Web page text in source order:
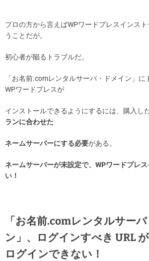
プロの方から言えばWPワードプレスインス
うことだが。
初心者が陥るトラブルだ。
「お名前.comレンタルサーバ・ドメイン」に
WPワードプレスが
インストールできるようにするには、購入し
ランに合わせた
ネームサーバーにする必要がある。
ネームサーバーが未設定で、WPワードプレ
い！
「お名前.comレンタルサー
ン」、ログインすべき URL
ログインできない！